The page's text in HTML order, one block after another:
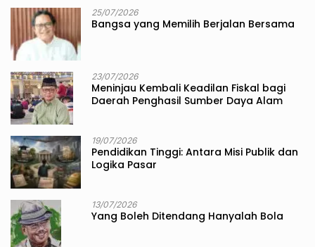
25/07/2026
Bangsa yang Memilih Berjalan Bersama
23/07/2026
Meninjau Kembali Keadilan Fiskal bagi
Daerah Penghasil Sumber Daya Alam
19/07/2026
Pendidikan Tinggi: Antara Misi Publik dan
Logika Pasar
13/07/2026
Yang Boleh Ditendang Hanyalah Bola